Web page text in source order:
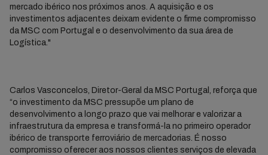
mercado ibérico nos próximos anos. A aquisição e os
investimentos adjacentes deixam evidente o firme compromisso
da MSC com Portugal e o desenvolvimento da sua área de
Logística."
Carlos Vasconcelos, Diretor-Geral da MSC Portugal, reforça que
“o investimento da MSC pressupõe um plano de
desenvolvimento a longo prazo que vai melhorar e valorizar a
infraestrutura da empresa e transformá-la no primeiro operador
ibérico de transporte ferroviário de mercadorias. É nosso
compromisso oferecer aos nossos clientes serviços de elevada